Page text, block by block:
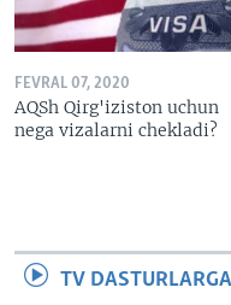
FEVRAL 07, 2020
AQSh Qirg'iziston uchun
nega vizalarni chekladi?
TV